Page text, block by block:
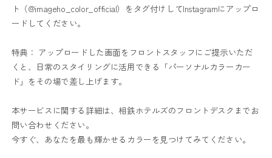
ト（@imageho_color_official）をタグ付けしてInstagramにアップロ
ードしてください。
特典： アップロードした画面をフロントスタッフにご提示いただ
くと、日常のスタイリングに活用できる「パーソナルカラーカー
ド」をその場で差し上げます。
本サービスに関する詳細は、相鉄ホテルズのフロントデスクまでお
問い合わせください。
今すぐ、あなたを最も輝かせるカラーを見つけてみてください。